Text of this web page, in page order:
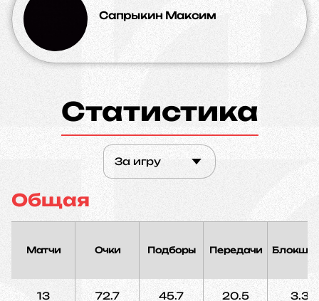
Сапрыкин Максим
Статистика
За игру
Общая
Матчи Очки Подборы Передачи
13 72.7 45.7 20.5 3.3